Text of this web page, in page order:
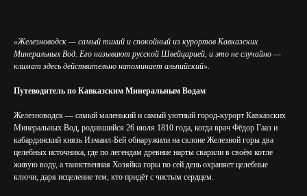
«Железноводск — самый тихий и спокойный из курортов Кавказских
Минеральных Вод. Его называют русской Швейцарией, и это не случайно —
климат здесь действительно напоминает альпийский».
Путеводитель по Кавказским Минеральным Водам
Железноводск — самый маленький и самый уютный город-курорт Кавказских
Минеральных Вод, родившийся 26 июля 1810 года, когда врач Фёдор Гааз и
кабардинский князь Измаил-Бей обнаружили на склоне Железной горы два
целебных источника, где по легендам древние нарты сварили в своём котле
живую воду, а таинственная Хозяйка горы по сей день охраняет целебные
ключи, даря исцеление тем, кто придёт с чистым сердцем.